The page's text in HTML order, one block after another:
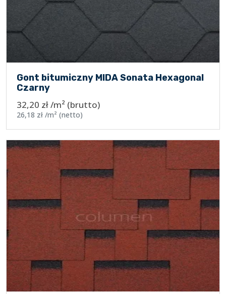
Gont bitumiczny MIDA Sonata Hexagonal
Czarny
32,20 zł/m² (brutto)
26,18 zł /m² (netto)